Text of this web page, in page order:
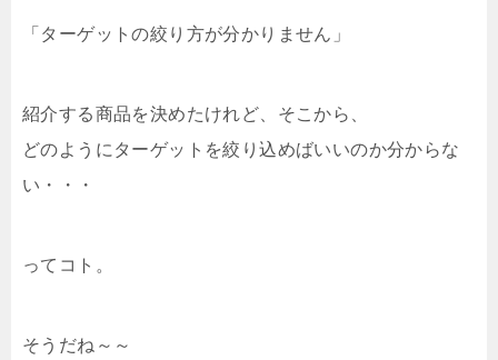
「ターゲットの絞り方が分かりません」
紹介する商品を決めたけれど、そこから、
どのようにターゲットを絞り込めばいいのか分からな
い・・・
ってコト。
そうだね～～